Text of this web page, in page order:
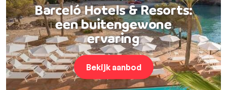
Barceló Hotels & Resorts:
een buitengewone
ervaring
Bekijk aanbod